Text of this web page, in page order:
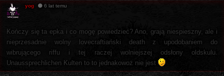
yog 6 lat temu
Kończy się ta epka i co mogę powiedzieć? Ano, grają niespieszny, ale i
nieprzesadnie wolny lovecraftiański death z upodobaniem do
wibrującego riffu i tej raczej wolniejszej odsłony oldskulu.
Unaussprechlichen Kulten to to jednakowoż nie jest